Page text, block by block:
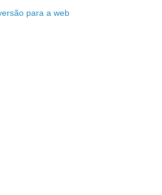
para a web